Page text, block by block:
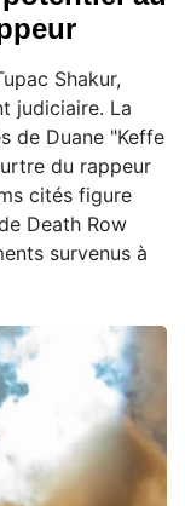
Shakur,
judiciaire. La
de Duane "Keffe
du rappeur
cités figure
Death Row
survenus à